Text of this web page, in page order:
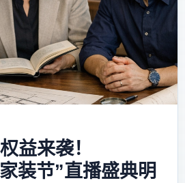
装修设计
家居文化
创意家居
益来袭！
装节”直播盛典明